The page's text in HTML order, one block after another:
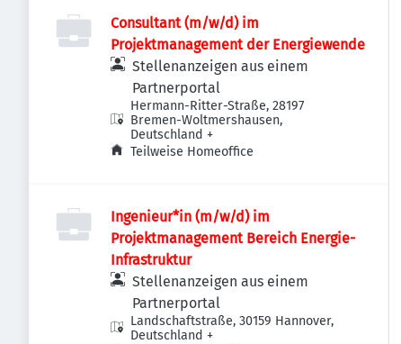
Consultant (m/w/d) im
Projektmanagement der Energiewende
Stellenanzeigen aus einem
Partnerportal
Hermann-Ritter-Straße, 28197
Bremen-Woltmershausen,
Deutschland +
Teilweise Homeoffice
Ingenieur*in (m/w/d) im
Projektmanagement Bereich Energie-
Infrastruktur
Stellenanzeigen aus einem
Partnerportal
Landschaftstraße, 30159 Hannover,
Deutschland +